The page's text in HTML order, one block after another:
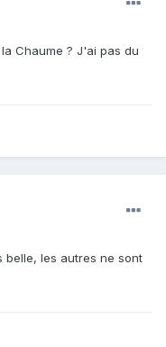
Chaume ? J'ai pas du
belle, les autres ne sont